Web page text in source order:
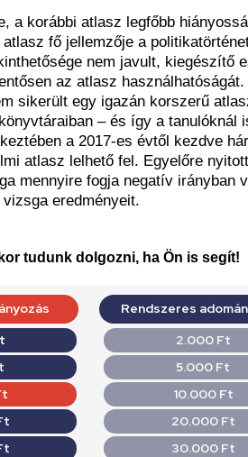
a korábbi atlasz legfőbb
fő jellemzője a
nem javult, kiegészítő
az atlasz
sikerült egy igazán korszerű
– és így a tanulóknál
a 2017-es évtől kezdve
atlasz lelhető fel. Egyelőre
mennyire fogja negatív irányban
eredményeit.
tudunk dolgozni, ha Ön is segít!